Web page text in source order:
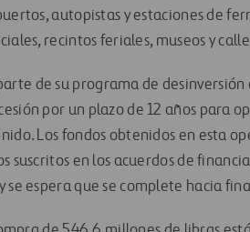
autopistas y estaciones de
recintos feriales, museos y
de su programa de
por un plazo de 12 años para
Los fondos obtenidos en esta
suscritos en los acuerdos de
se espera que se complete hacia